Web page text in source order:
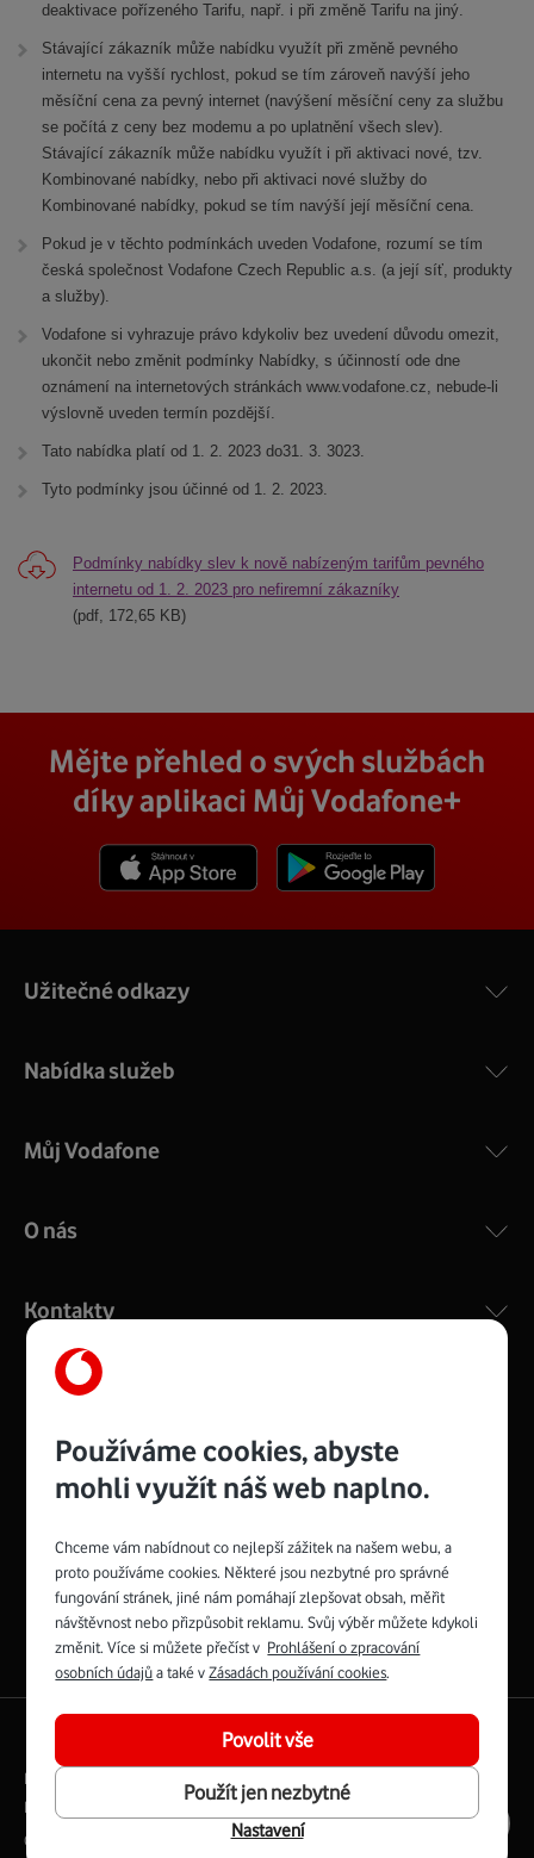
deaktivace pořízeného Tarifu, např. i při změně Tarifu na jiný.
Stávající zákazník může nabídku využít při změně pevného
internetu na vyšší rychlost, pokud se tím zároveň navýší jeho
měsíční cena za pevný internet (navýšení měsíční ceny za službu
se počítá z ceny bez modemu a po uplatnění všech slev).
Stávající zákazník může nabídku využít i při aktivaci nové, tzv.
Kombinované nabídky, nebo při aktivaci nové služby do
Kombinované nabídky, pokud se tím navýší její měsíční cena.
Pokud je v těchto podmínkách uveden Vodafone, rozumí se tím
česká společnost Vodafone Czech Republic a.s. (a její síť, produkty
a služby).
Vodafone si vyhrazuje právo kdykoliv bez uvedení důvodu omezit,
ukončit nebo změnit podmínky Nabídky, s účinností ode dne
oznámení na internetových stránkách www.vodafone.cz, nebude-li
výslovně uveden termín pozdější.
Tato nabídka platí od 1. 2. 2023 do31. 3. 3023.
Tyto podmínky jsou účinné od 1. 2. 2023.
Podmínky nabídky slev k nově nabízeným tarifům pevného
internetu od 1. 2. 2023 pro nefiremní zákazníky
(pdf, 172,65 KB)
Mějte přehled o svých službách
díky aplikaci Můj Vodafone+
Spojte se s Vodafonem
Facebook
profil
X
profil
Instagram
profil
Youtube
profil
Vodafone
TV
Facebook
LinkedIn
profil
English|Mapa webu
Užitečné odkazy
Nabídka služeb
Můj Vodafone
O nás
Kontakty
Právní podmínky
Digitální odpovědnost
Cookies Dokumenty
Copyright © 2026 Vodafone Czech Republic a.s.
Management
and
consultancy
Recruitment
Academy
logo
Top
odpovědná
roku
2024
Platinové
ocenění
EcoVadis
2025
Award
má
První
zelenou
síť
Používáme cookies, abyste
mohli využít náš web naplno.
Chceme vám nabídnout co nejlepší zážitek na našem webu, a
proto používáme cookies. Některé jsou nezbytné pro správné
fungování stránek, jiné nám pomáhají zlepšovat obsah, měřit
návštěvnost nebo přizpůsobit reklamu. Svůj výběr můžete kdykoli
změnit. Více si můžete přečíst v Prohlášení o zpracování
osobních údajůa také vZásadách používání cookies.
Použít jen nezbytné
Povolit vše
Nastavení